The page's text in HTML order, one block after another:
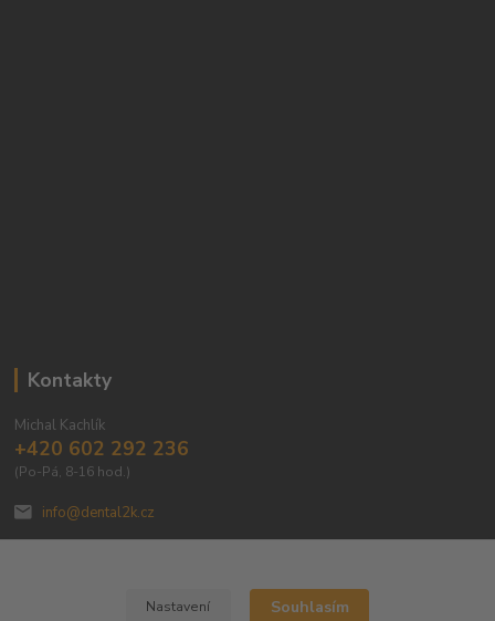
Kontakty
Michal Kachlík
+420 602 292 236
(Po-Pá, 8-16 hod.)
info@dental2k.cz
Nastavení Souhlasím